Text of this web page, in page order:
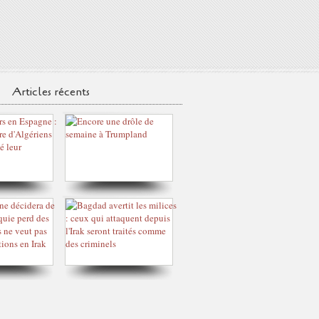
Articles récents